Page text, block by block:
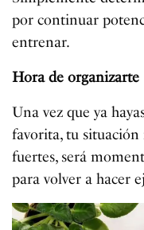
por continuar
entrenar.
Hora de organizarte
Una vez que ya
favorita, tu
fuertes, será
para volver a hacer